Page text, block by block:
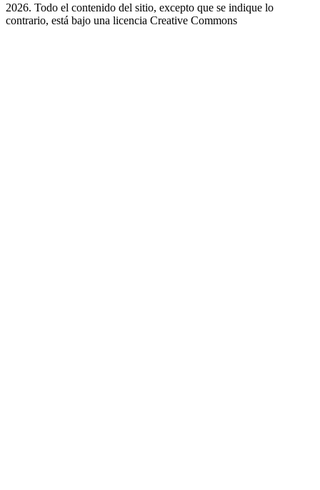
2026. Todo el contenido del sitio, excepto que se indique lo
contrario, está bajo una licencia Creative Commons